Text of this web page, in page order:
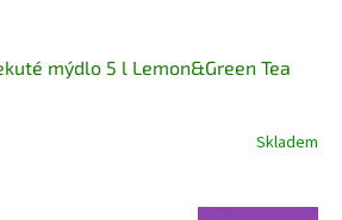
mýdlo 5 l Lemon&Green Tea
Skladem